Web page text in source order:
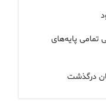
پایه‌های
درگذشت